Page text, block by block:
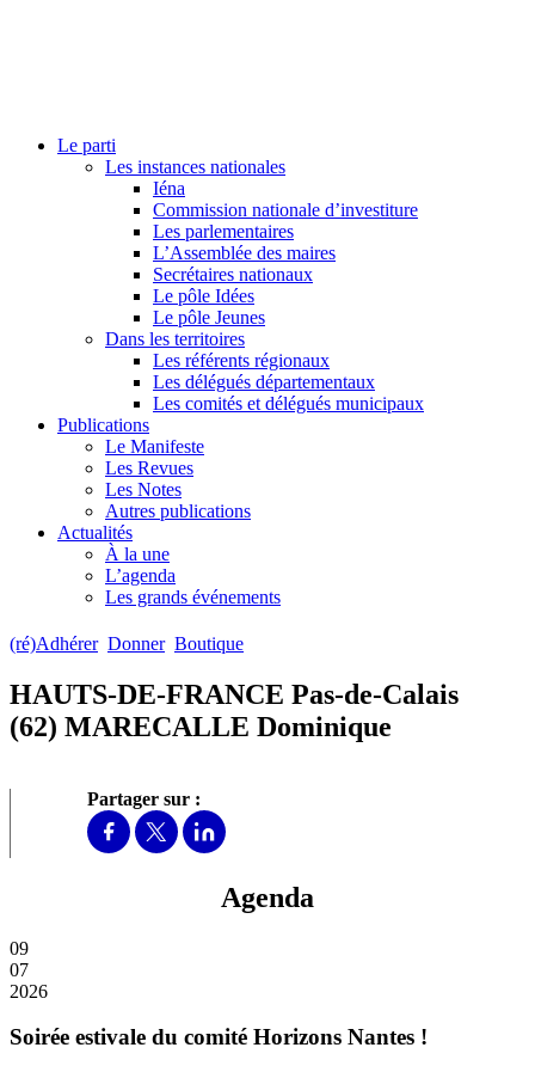
Le parti
Les instances nationales
Iéna
Commission nationale d’investiture
Les parlementaires
L’Assemblée des maires
Secrétaires nationaux
Le pôle Idées
Le pôle Jeunes
Dans les territoires
Les référents régionaux
Les délégués départementaux
Les comités et délégués municipaux
Publications
Le Manifeste
Les Revues
Les Notes
Autres publications
Actualités
À la une
L’agenda
Les grands événements
(ré)Adhérer Donner Boutique
HAUTS-DE-FRANCE Pas-de-Calais
(62) MARECALLE Dominique
Partager sur :
Agenda
09
07
2026
Soirée estivale du comité Horizons Nantes !